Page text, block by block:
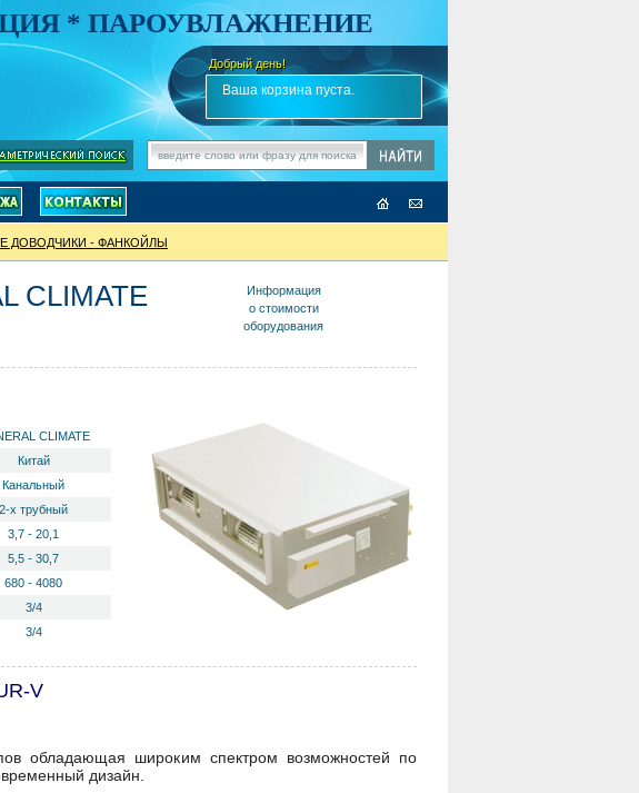
* ПАРОУВЛАЖНЕНИЕ
Добрый день!
✎Ваша корзина пуста.
ДОВОДЧИКИ - ФАНКОЙЛЫ
CLIMATE
Информация
о стоимости
оборудования
CLIMATE
Китай
Канальный
2-х трубный
3,7 - 20,1
5,5 - 30,7
680 - 4080
3/4
3/4
V
обладающая широким спектром возможностей по
дизайн.